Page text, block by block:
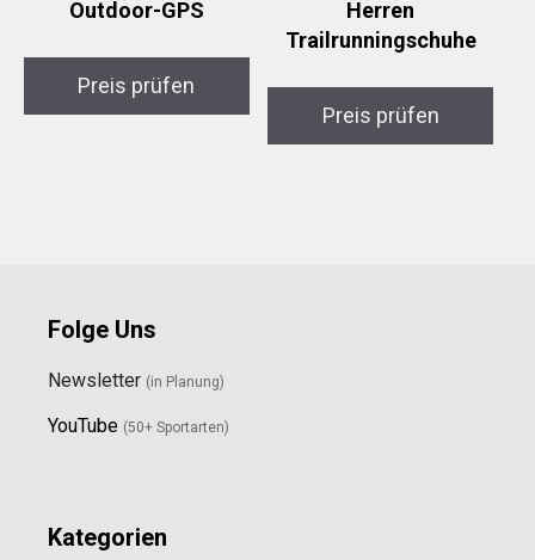
Outdoor-GPS
Preis prüfen
Herren
Trailrunningschuhe
Preis prüfen
Folge Uns
Newsletter (in Planung)
YouTube (50+ Sportarten)
Kategorien